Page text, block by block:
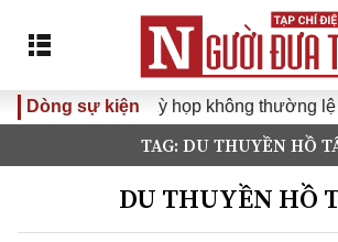
Dòng sự kiệnKỳ họp không thường lệ
TAG: DU THUYỀN HỒ
DU THUYỀN HỒ